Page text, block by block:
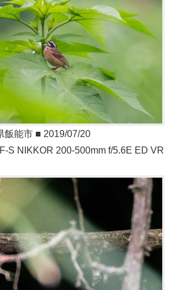
飯能市 ■ 2019/07/20
S NIKKOR 200-500mm f/5.6E ED VR